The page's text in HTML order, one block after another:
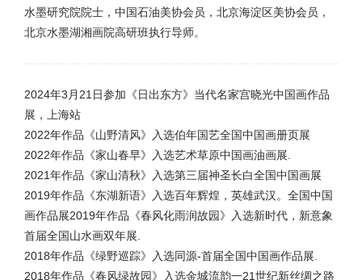
水墨研究院院士，中国石油美协会员，北京海淀区美协会员，
北京水墨湖湘画院高研班执行导师。
2024年3月21日参加《日出东方》当代名家宫晓光中国画作品
展，上海站
2022年作品《山野清风》入选伯年国艺全国中国画册页展
2022年作品《家山春早》入选艺术草原中国画油画展.
2021年作品《家山清秋》入选第三届神圣长白全国中国画展
2019年作品《东湖新语》入选百年辉煌，英雄武汉。全国中国
画作品展2019年作品《春风化雨润故园》入选新时代，新意象
首届全国山水画双年展.
2018年作品《绿野巡踪》入选同源-首届全国中国画作品展.
2018年作品《春风绿故园》入选金城流韵一21世纪新丝绸之路